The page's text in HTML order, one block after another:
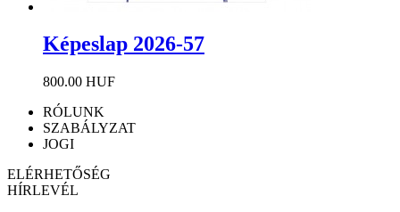
Képeslap 2026-57
800.00 HUF
RÓLUNK
SZABÁLYZAT
JOGI
ELÉRHETŐSÉG
HÍRLEVÉL